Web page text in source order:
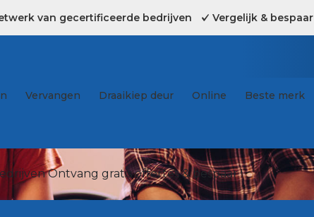
van gecertificeerde bedrijven Vergelijk & bespaar
Vervangen Draaikiep deur Online Beste merk
Ontvang gratis offertes & bespaar !